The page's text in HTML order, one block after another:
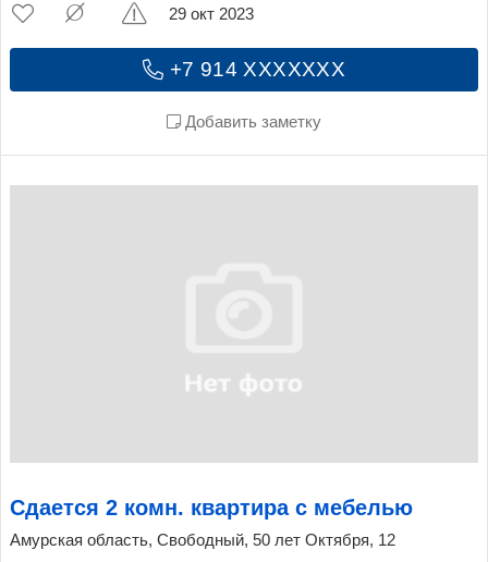
+7 914 XXXXXXX
Добавить заметку
29 окт 2023
Сдается 2 комн. квартира с мебелью
Амурская область, Свободный, 50 лет Октября, 12